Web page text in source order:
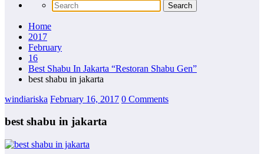
Home
2017
February
16
Best Shabu In Jakarta “Restoran Shabu Gen”
best shabu in jakarta
windiariska February 16, 2017 0 Comments
best shabu in jakarta